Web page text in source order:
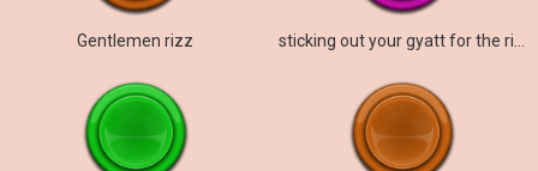
Gentlemen rizz